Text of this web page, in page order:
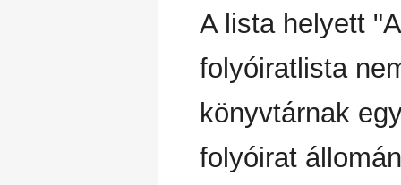
A lista helyett
folyóiratlista
könyvtárnak
folyóirat